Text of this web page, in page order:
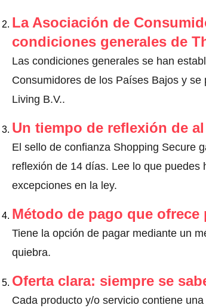
La Asociación de
condiciones generales de
Las condiciones generales se han
Consumidores de los Países Bajos y
Living B.V..
Un tiempo de reflexión de
El sello de confianza Shopping Secure
reflexión de 14 días. Lee lo que puedes
excepciones en la ley.
Método de pago que ofrece
Tiene la opción de pagar mediante un
quiebra.
Oferta clara: siempre se
Cada producto y/o servicio contiene